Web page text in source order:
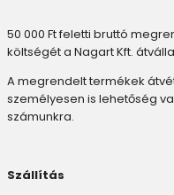
50 000 Ft feletti bruttó
költségét a Nagart Kft.
A megrendelt termékek
személyesen is lehetőség
számunkra.
Szállítás